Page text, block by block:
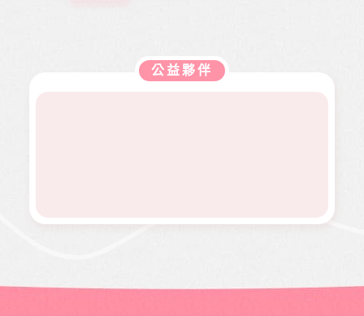
務工
作，如
靈、健
康、人
年12期
短幾個
開朗，
公益夥伴